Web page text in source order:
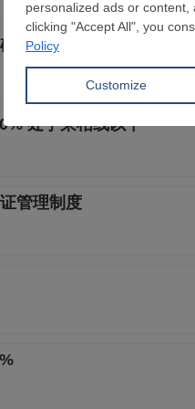
石市场新秩序正逐步构建
处于荣枯线以下
管理制度